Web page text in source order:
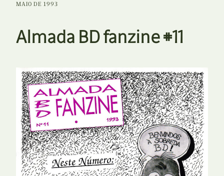
MAIO DE 1993
Almada BD fanzine #11